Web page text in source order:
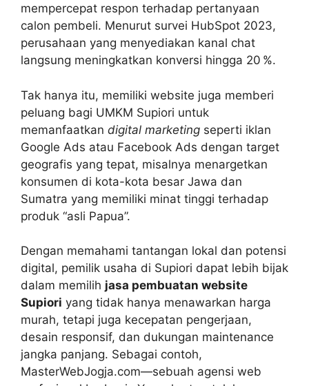
mempercepat respon terhadap pertanyaan
calon pembeli. Menurut survei HubSpot 2023,
perusahaan yang menyediakan kanal chat
langsung meningkatkan konversi hingga 20 %.
Tak hanya itu, memiliki website juga memberi
peluang bagi UMKM Supiori untuk
memanfaatkan digital marketing seperti iklan
Google Ads atau Facebook Ads dengan target
geografis yang tepat, misalnya menargetkan
konsumen di kota-kota besar Jawa dan
Sumatra yang memiliki minat tinggi terhadap
produk “asli Papua”.
Dengan memahami tantangan lokal dan potensi
digital, pemilik usaha di Supiori dapat lebih bijak
dalam memilih jasa pembuatan website
Supiori yang tidak hanya menawarkan harga
murah, tetapi juga kecepatan pengerjaan,
desain responsif, dan dukungan maintenance
jangka panjang. Sebagai contoh,
MasterWebJogja.com—sebuah agensi web